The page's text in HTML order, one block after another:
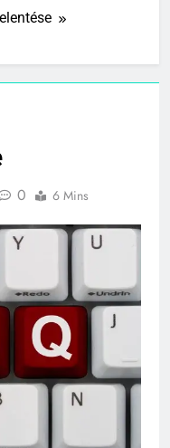
0 6 Mins